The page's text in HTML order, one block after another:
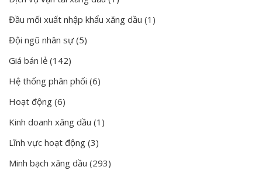
Đầu mối xuất nhập khẩu xăng dầu (1)
Đội ngũ nhân sự(5)
Giá bán lẻ (142)
Hệ thống phân phối (6)
Hoạt động (6)
Kinh doanh xăng dầu (1)
Lĩnh vực hoạt động (3)
Minh bạch xăng dầu (293)